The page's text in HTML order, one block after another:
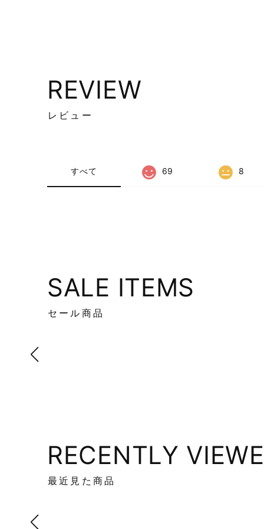
REVIEW
レビュー
すべて 69 8
SALE ITEMS
セール商品
RECENTLY
最近見た商品